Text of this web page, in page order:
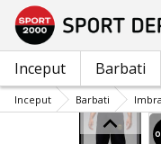
Inceput Barbati
Inceput Barbati